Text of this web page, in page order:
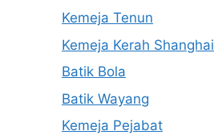
Kemeja Tenun
Kemeja Kerah Shanghai
Batik Bola
Batik Wayang
Kemeja Pejabat